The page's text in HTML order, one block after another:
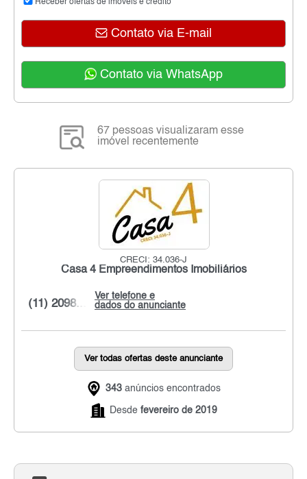
Receber ofertas de imóveis e crédito
Contato via E-mail
Contato via WhatsApp
67 pessoas visualizaram esse
imóvel recentemente
CRECI: 34.036-J
Casa 4 Empreendimentos Imobiliários
Ver telefone e
dados do anunciante
(11) 2098...
Ver todas ofertas deste anunciante
343 anúncios encontrados
Desde fevereiro de 2019